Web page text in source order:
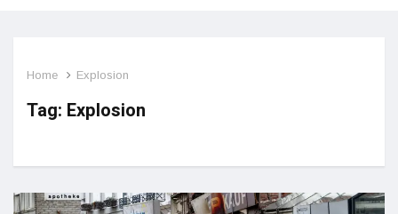
Home Explosion
Tag: Explosion